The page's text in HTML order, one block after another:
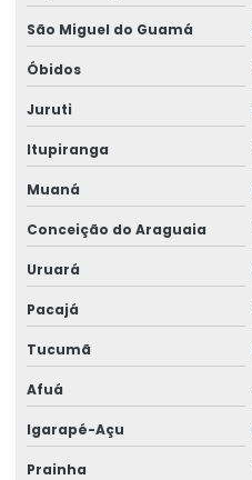
São Miguel do Guamá
Óbidos
Juruti
Itupiranga
Muaná
Conceição do Araguaia
Uruará
Pacajá
Tucumã
Afuá
Igarapé-Açu
Prainha